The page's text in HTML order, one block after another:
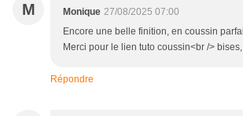
M Monique 27/08/2025 07:00
Encore une belle finition, en coussin
Merci pour le lien tuto coussin<br />
Répondre